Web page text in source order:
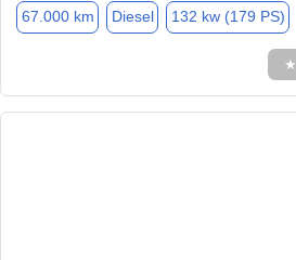
67.000 km Diesel 132 kw (179 PS)
★